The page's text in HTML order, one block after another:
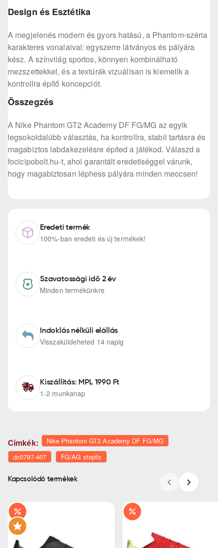
Design és Esztétika
A megjelenés modern és gyors hatású, a Phantom-széria
karakteres vonalaival: egyszerre látványos és pályára
kész. A színvilág sportos, könnyen kombinálható
mezszettekkel, és a textúrák vizuálisan is kiemelik a
kontrollra építő koncepciót.
Összegzés
A Nike Phantom GT2 Academy DF FG/MG az egyik
legsokoldalúbb választás, ha kontrollra, stabil tartásra és
magabiztos labdakezelésre építed a játékod. Válaszd a
focicipobolt.hu-t, ahol garantált eredetiséggel várunk,
hogy magabiztosan léphess pályára minden meccsen!
Eredeti termék
100%-ban eredeti és új termékek!
Szavatossági idő 2 év
Minden termékünkre
Indoklás nélküli elállás
Visszaküldeheted 14 napig
Kiszállítás: MPL 1990 Ft
1-2 munkanap
Címkék:
Nike Phantom GT2 Academy DF FG/MG
dc0797-407
FG/AG stoplis
Kapcsolódó termékek